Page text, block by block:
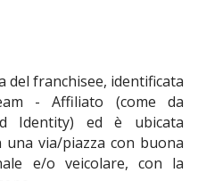
del franchisee, identificata
- Affiliato (come da
Identity) ed è ubicata
via/piazza con buona
e/o veicolare, con la